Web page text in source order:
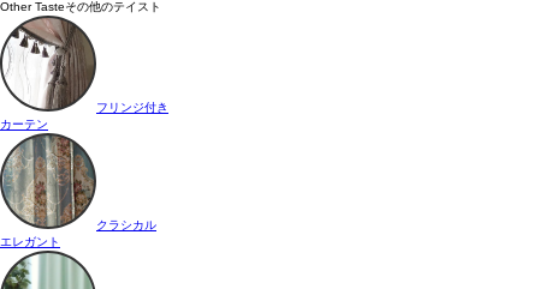
Other Tasteその他のテイスト
フリンジ付き
カーテン
クラシカル
エレガント